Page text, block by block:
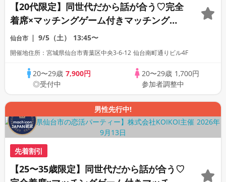
【20代限定】同世代だから話が合う♡完全
着席×マッチングゲーム付きマッチングコ
ン
仙台市 9/5（土） 13:45〜
開催地住所：宮城県仙台市青葉区中央3-6-12 仙台南町通りビル4F
20〜29歳7,900円
◎受付中
20〜29歳 1,700円
参加者調整中
男性先行中!
先着割引
【25〜35歳限定】同世代だから話が合う♡